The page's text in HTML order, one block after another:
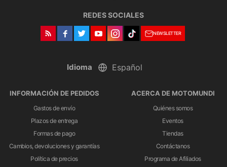
REDES SOCIALES
NEWSLETTER
Idioma
INFORMACIÓN DE PEDIDOS
Gastos de envío
Plazos de entrega
Formas de pago
Cambios, devoluciones y garantías
Política de precios
ACERCA DE MOTOMUNDI
Quiénes somos
Eventos
Tiendas
Contáctanos
Programa de Afiliados